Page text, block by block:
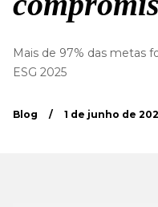
Mais de 97% das metas
ESG 2025
Blog / 1 de junho de